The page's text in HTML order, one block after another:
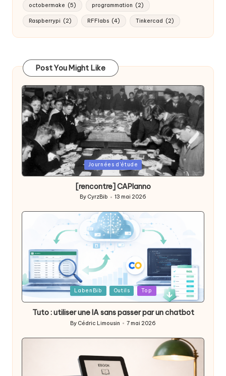
octobermake (5) programmation (2)
Raspberrypi (2) RFFlabs (4) Tinkercad (2)
Post You Might Like
Posted
in
Journées d'étude
[rencontre] CAPlanno
Posted
by
By CyrzBib 13 mai 2026
Posted
in
LabenBib Outils Top
Tuto : utiliser une IA sans passer par un chatbot
Posted
By Cédric Limousin 7 mai 2026